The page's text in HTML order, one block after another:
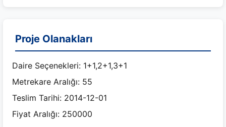
Proje Olanakları
Daire Seçenekleri: 1+1,2+1,3+1
Metrekare Aralığı: 55
Teslim Tarihi: 2014-12-01
Fiyat Aralığı: 250000